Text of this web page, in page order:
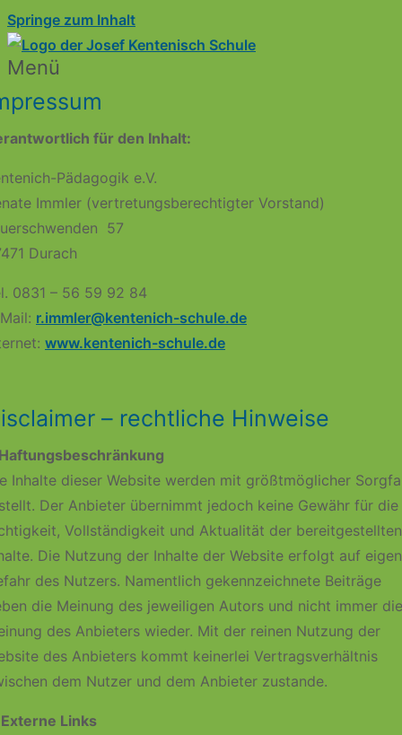
Springe zum Inhalt
Menü
für den Inhalt:
Pädagogik e.V.
Immler (vertretungsberechtigter Vorstand)
57
Durach
0831 – 56 59 92 84
r.immler@kentenich-schule.de
www.kentenich-schule.de
– rechtliche Hinweise
Inhalte dieser Website werden mit größtmöglicher
Der Anbieter übernimmt jedoch keine Gewähr für die
Vollständigkeit und Aktualität der bereitgestellten
Die Nutzung der Inhalte der Website erfolgt auf
des Nutzers. Namentlich gekennzeichnete Beiträge
die Meinung des jeweiligen Autors und nicht immer die
des Anbieters wieder. Mit der reinen Nutzung der
des Anbieters kommt keinerlei Vertragsverhältnis
dem Nutzer und dem Anbieter zustande.
Links